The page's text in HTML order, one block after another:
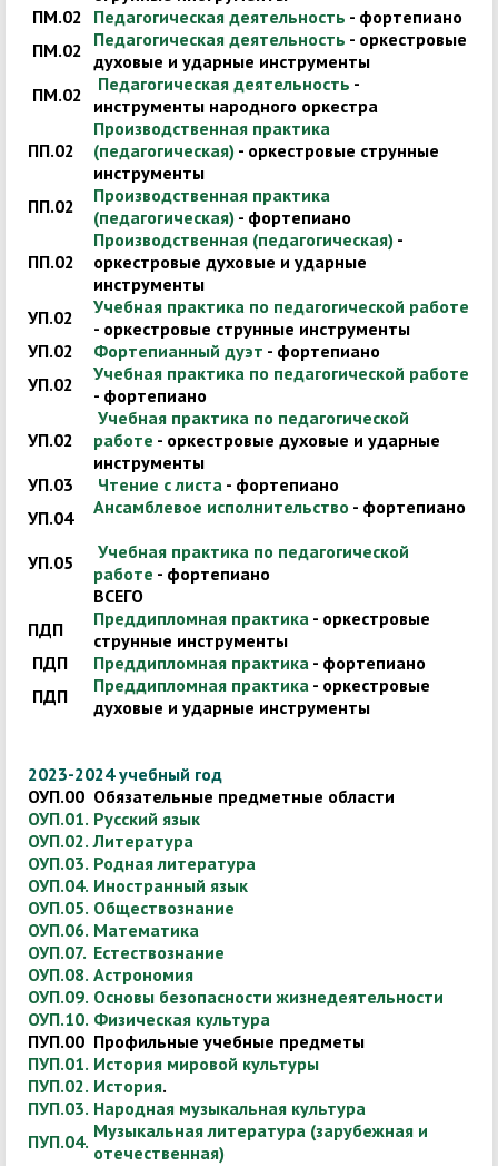
ПМ.02 Педагогическая деятельность - фортепиано
ПМ.02 Педагогическая деятельность - оркестровые
духовые и ударные инструменты
ПМ.02
Педагогическая деятельность -
инструменты народного оркестра
ПП.02
Производственная практика
(педагогическая) - оркестровые струнные
инструменты
ПП.02
Производственная практика
(педагогическая) - фортепиано
ПП.02
Производственная (педагогическая) -
оркестровые духовые и ударные
инструменты
УП.02
Учебная практика по педагогической работе
- оркестровые струнные инструменты
УП.02
Фортепианный дуэт - фортепиано
УП.02
Учебная практика по педагогической работе
- фортепиано
УП.02
Учебная практика по педагогической
работе - оркестровые духовые и ударные
инструменты
УП.03
Чтение с листа - фортепиано
УП.04
Ансамблевое исполнительство - фортепиано
УП.05
Учебная практика по педагогической
работе - фортепиано
ВСЕГО
ПДП
Преддипломная практика - оркестровые
струнные инструменты
ПДП
Преддипломная практика - фортепиано
ПДП
Преддипломная практика - оркестровые
духовые и ударные инструменты
2023-2024 учебный год
ОУП.00 Обязательные предметные области
ОУП.01. Русский язык
ОУП.02. Литература
ОУП.03. Родная литература
ОУП.04. Иностранный язык
ОУП.05. Обществознание
ОУП.06. Математика
ОУП.07. Естествознание
ОУП.08. Астрономия
ОУП.09. Основы безопасности жизнедеятельности
ОУП.10. Физическая культура
ПУП.00 Профильные учебные предметы
ПУП.01. История мировой культуры
ПУП.02. История.
ПУП.03. Народная музыкальная культура
ПУП.04. Музыкальная литература (зарубежная и
отечественная)